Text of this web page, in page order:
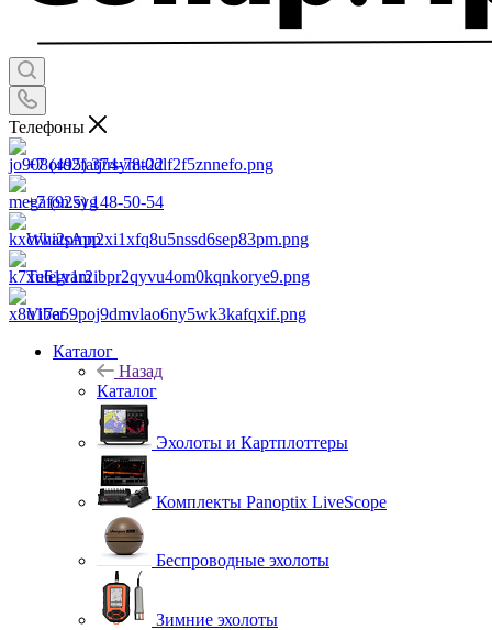
Телефоны
+7 (495) 374-78-22
+7 (925) 148-50-54
WhatsApp
Telegram
Viber
Каталог
Назад
Каталог
Эхолоты и Картплоттеры
Комплекты Panoptix LiveScope
Беспроводные эхолоты
Зимние эхолоты